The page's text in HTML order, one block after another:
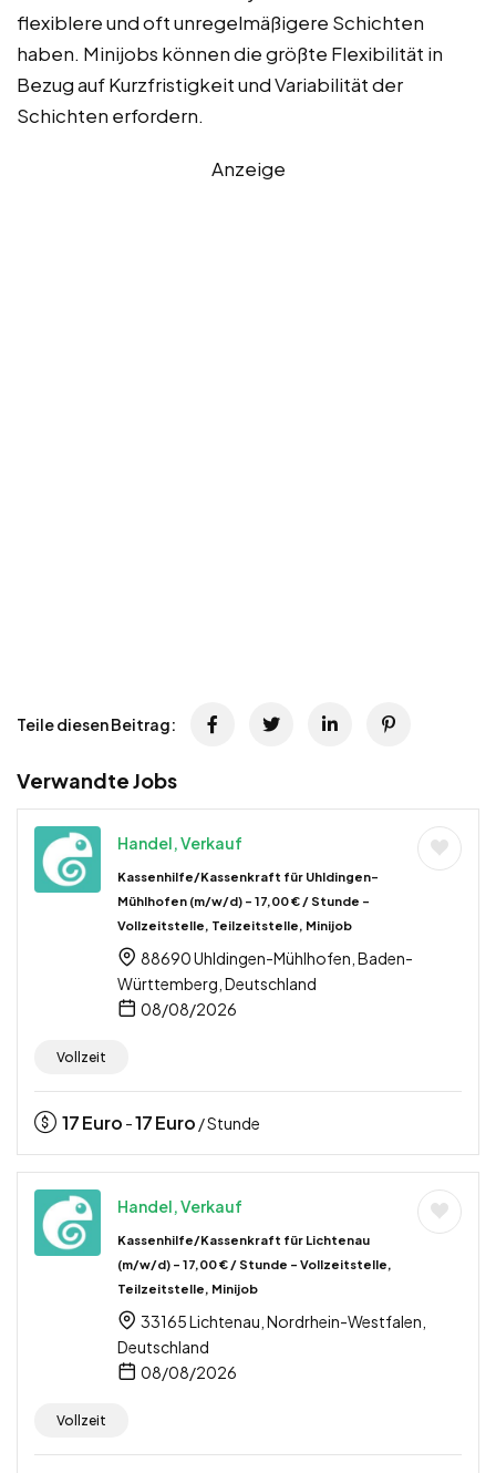
flexiblere und oft unregelmäßigere Schichten
haben. Minijobs können die größte Flexibilität in
Bezug auf Kurzfristigkeit und Variabilität der
Schichten erfordern.
Anzeige
Teile diesen Beitrag:
Verwandte Jobs
Handel, Verkauf
Kassenhilfe/Kassenkraft für Uhldingen-
Mühlhofen (m/w/d) – 17,00 € / Stunde –
Vollzeitstelle, Teilzeitstelle, Minijob
88690 Uhldingen-Mühlhofen, Baden-
Württemberg, Deutschland
08/08/2026
Vollzeit
17Euro -17Euro / Stunde
Handel, Verkauf
Kassenhilfe/Kassenkraft für Lichtenau
(m/w/d) – 17,00 € / Stunde – Vollzeitstelle,
Teilzeitstelle, Minijob
33165 Lichtenau, Nordrhein-Westfalen,
Deutschland
08/08/2026
Vollzeit